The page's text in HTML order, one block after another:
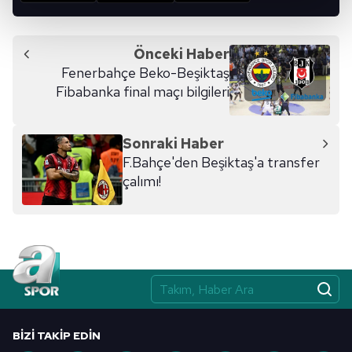
kalemimiz olduğunu sizlere hatırlatmak isteriz.
takdirde, kullanıcılara hedefli reklamlar
gösterilmeyecektir."
Sizlere daha iyi bir hizmet sunabilmek için İnternet
Sitemizde kendimize ve üçüncü kişilere ait çerezler
kullanılmaktadır. Bu çerezler vasıtasıyla çeşitli kişisel
verileriniz işlenmekte olup gerekli olan çerezler bilgi
toplumu hizmetlerinin sunulması amacıyla
reklam/pazarlama faaliyetlerinin yapılması, amaçlarıyla
sınırlı olarak açık rızanız dahilinde kullanılacaktır.
Çerezlere ilişkin tercihlerinizi aşağıda yer alan panel
için Ayarlar butonuna tıklayabilir,
Önceki Haber
Fenerbahçe Beko-Beşiktaş
Fibabanka final maçı bilgileri
Sonraki Haber
F.Bahçe'den Beşiktaş'a transfer
çalımı!
BIZI TAKIP EDIN